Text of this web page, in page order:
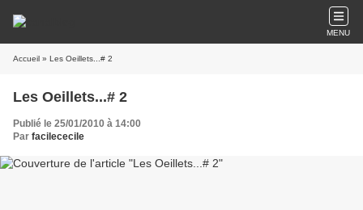
MENU
Accueil » Les Oeillets...# 2
Les Oeillets...# 2
Publié le 25/01/2010 à 14:00
Par facilececile